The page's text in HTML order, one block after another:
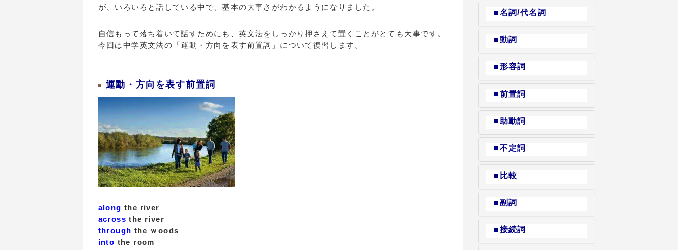
が、いろいろと話している中で、基本の大事さがわかるようになりました。
自信もって落ち着いて話すためにも、英文法をしっかり押さえて置くことがとても大事です。
今回は中学英文法の「運動・方向を表す前置詞」について復習します。
運動・方向を表す前置詞
along the river
across the river
through the ｗoods
into the room
■名詞/代名詞
■動詞
■形容詞
■前置詞
■助動詞
■不定詞
■比較
■副詞
■接続詞